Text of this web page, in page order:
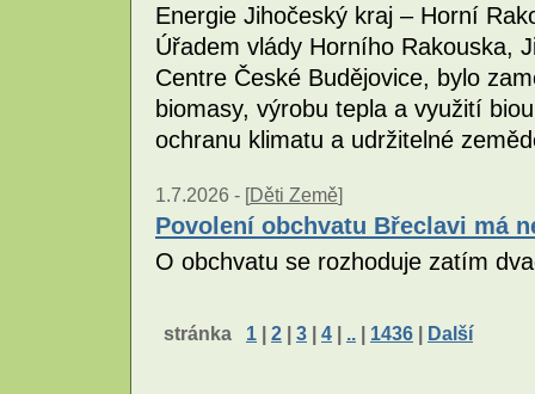
Energie Jihočeský kraj – Horní
Úřadem vlády Horního Rakouska,
Centre České Budějovice, bylo
biomasy, výrobu tepla a využití
ochranu klimatu a udržitelné
1.7.2026 - [Děti Země]
Povolení obchvatu Břeclavi má
O obchvatu se rozhoduje zatím
stránka 1 | 2 | 3 | 4 | .. | 1436 | Další